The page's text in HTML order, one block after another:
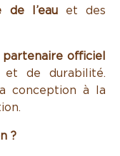
de l’eauet des
partenaire officiel
de durabilité.
conception à la
?